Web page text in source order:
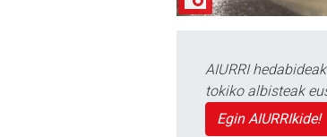
AIURRI
tokiko albisteak
Egin AIURRIkide!